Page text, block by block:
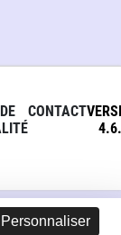
Personnaliser
CONTACT